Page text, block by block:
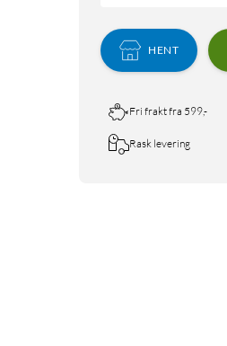
HENT
Fri frakt fra 599,-
Rask levering